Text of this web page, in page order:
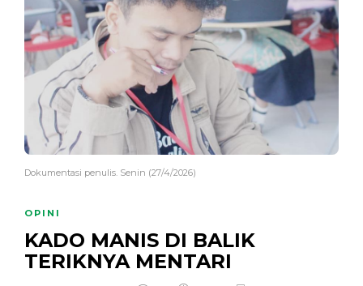
Dokumentasi penulis. Senin (27/4/2026)
OPINI
KADO MANIS DI BALIK
TERIKNYA MENTARI